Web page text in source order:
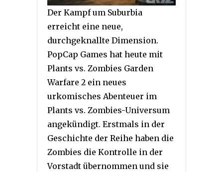
Der Kampf um Suburbia
erreicht eine neue,
durchgeknallte Dimension.
PopCap Games hat heute mit
Plants vs. Zombies Garden
Warfare 2 ein neues
urkomisches Abenteuer im
Plants vs. Zombies-Universum
angekündigt. Erstmals in der
Geschichte der Reihe haben die
Zombies die Kontrolle in der
Vorstadt übernommen und sie